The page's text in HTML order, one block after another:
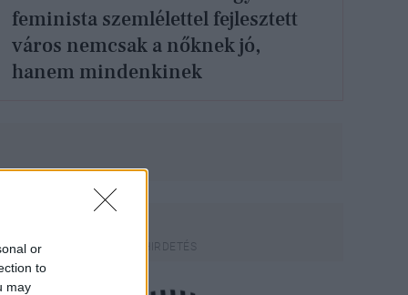
or
to
may
feminista szemlélettel fejlesztett
város nemcsak a nőknek jó,
hanem mindenkinek